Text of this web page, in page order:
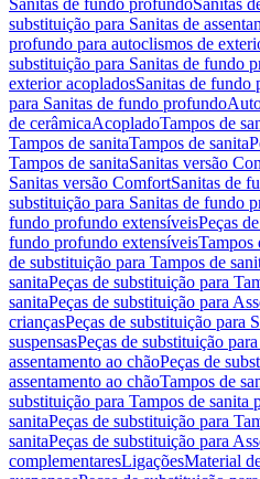
Sanitas de fundo profundoSanitas
substituição para Sanitas de
profundo para autoclismos de
substituição para Sanitas de fundo
exterior acopladosSanitas de fundo
para Sanitas de fundo profundo
de cerâmicaAcopladoTampos de
Tampos de sanitaTampos de sanita
Tampos de sanitaSanitas versão
Sanitas versão ComfortSanitas de
substituição para Sanitas de fundo
fundo profundo extensíveisPeças
fundo profundo extensíveisTampos
de substituição para Tampos de
sanitaPeças de substituição para
sanitaPeças de substituição para
criançasPeças de substituição para
suspensasPeças de substituição
assentamento ao chãoPeças de
assentamento ao chãoTampos de
substituição para Tampos de sanita
sanitaPeças de substituição para
sanitaPeças de substituição para
complementaresLigaçõesMaterial